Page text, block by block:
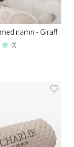
namn - Giraff
(3)